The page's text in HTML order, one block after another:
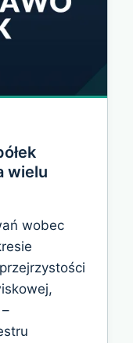
wielu
wobec